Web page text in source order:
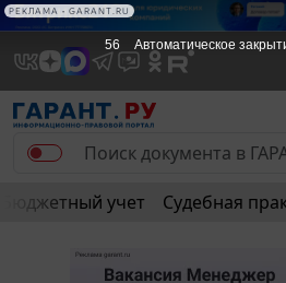
Бюджетный учет Судебная
56 Автоматическое
РЕКЛАМА • GARANT.RU